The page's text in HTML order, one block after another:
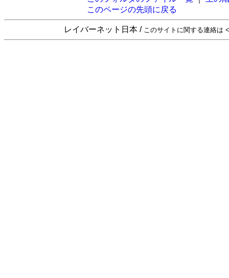
このページの先頭に戻る
レイバーネット日本 / このサイトに関する連絡は